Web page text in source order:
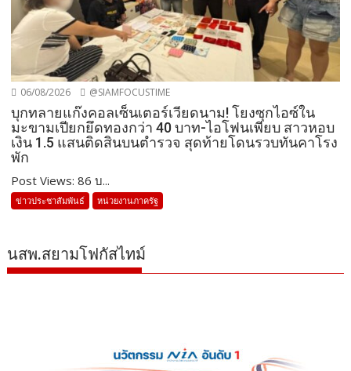
06/08/2026 @SIAMFOCUSTIME
บุกทลายแก๊งคอลเซ็นเตอร์เวียดนาม! โยงซุกไอซ์ใน
มะขามเปียกยึดทองกว่า 40 บาท-ไอโฟนเพียบ สาวหอบ
เงิน 1.5 แสนติดสินบนตำรวจ สุดท้ายโดนรวบทันคาโรง
พัก
Post Views: 86 บ...
ข่าวประชาสัมพันธ์ หน่วยงานภาครัฐ
นสพ.สยามโฟกัสไทม์